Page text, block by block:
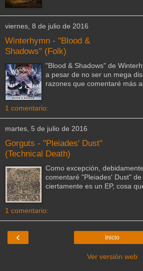
viernes, 8 de julio de 2016
Winterhymn - "Blood &
Shadows" (Folk)
"Blood & Shadows" de
a pesar de no ser un mega
razones que comentaré más
1 comentario:
martes, 5 de julio de 2016
Gorguts - "Pleiades' Dust"
(Technical Death)
Como excepción,
comentaré "Pleiades' Dust"
ciertamente es un EP, cosa
1 comentario:
‹ Inicio
Ver versión web